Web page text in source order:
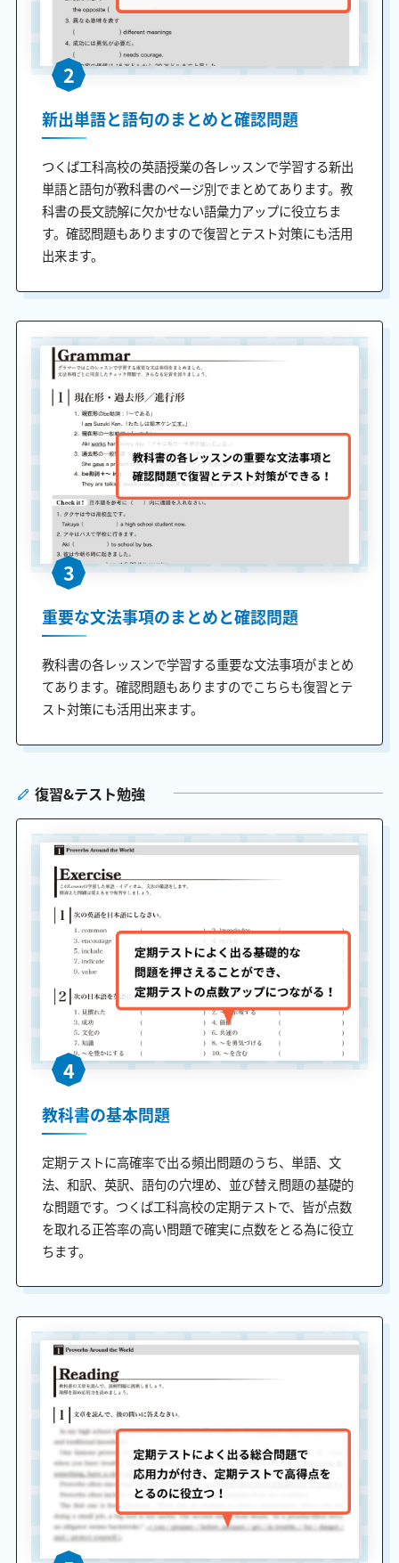
2
新出単語と語句のまとめと確認問題
つくば工科高校の英語授業の各レッスンで学習する新出
単語と語句が教科書のページ別でまとめてあります。教
科書の長文読解に欠かせない語彙力アップに役立ちま
す。確認問題もありますので復習とテスト対策にも活用
出来ます。
3
重要な文法事項のまとめと確認問題
教科書の各レッスンで学習する重要な文法事項がまとめ
てあります。確認問題もありますのでこちらも復習とテ
スト対策にも活用出来ます。
復習&テスト勉強
4
教科書の基本問題
定期テストに高確率で出る頻出問題のうち、単語、文
法、和訳、英訳、語句の穴埋め、並び替え問題の基礎的
な問題です。つくば工科高校の定期テストで、皆が点数
を取れる正答率の高い問題で確実に点数をとる為に役立
ちます。